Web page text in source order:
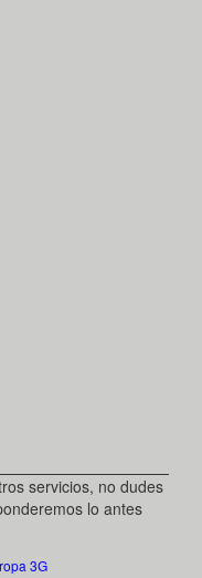
servicios, no dudes
lo antes
3G